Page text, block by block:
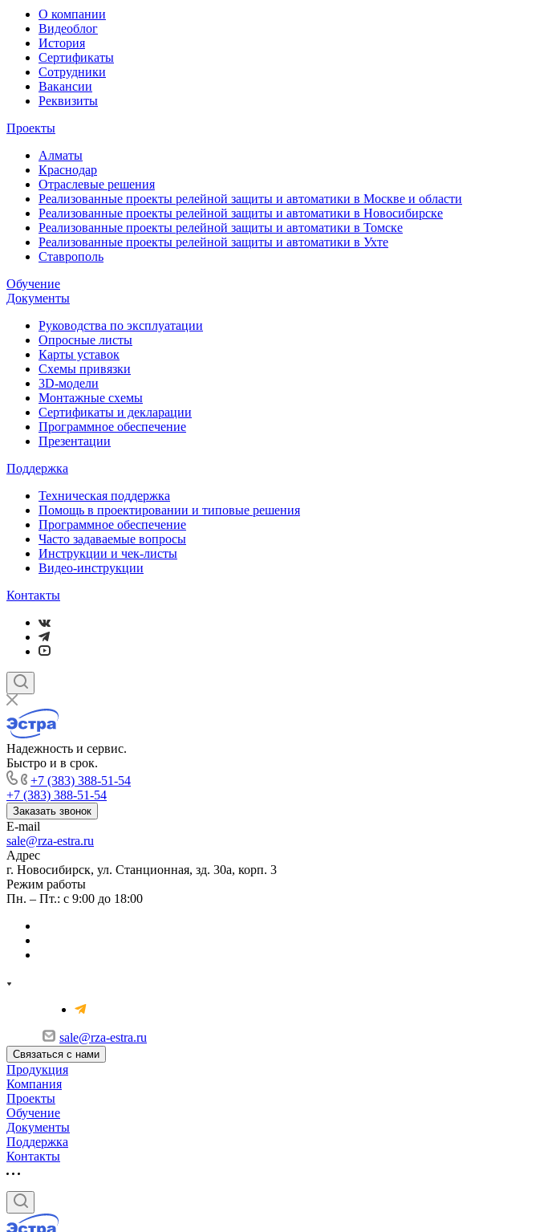
О компании
Видеоблог
История
Сертификаты
Сотрудники
Вакансии
Реквизиты
Проекты
Алматы
Краснодар
Отраслевые решения
Реализованные проекты релейной защиты и автоматики в Москве и области
Реализованные проекты релейной защиты и автоматики в Новосибирске
Реализованные проекты релейной защиты и автоматики в Томске
Реализованные проекты релейной защиты и автоматики в Ухте
Ставрополь
Обучение
Документы
Руководства по эксплуатации
Опросные листы
Карты уставок
Схемы привязки
3D-модели
Монтажные схемы
Сертификаты и декларации
Программное обеспечение
Презентации
Поддержка
Техническая поддержка
Помощь в проектировании и типовые решения
Программное обеспечение
Часто задаваемые вопросы
Инструкции и чек-листы
Видео-инструкции
Контакты
Надежность и сервис.
Быстро и в срок.
+7 (383) 388-51-54
+7 (383) 388-51-54
Заказать звонок
E-mail
sale@rza-estra.ru
Адрес
г. Новосибирск, ул. Станционная, зд. 30а, корп. 3
Режим работы
Пн. – Пт.: с 9:00 до 18:00
sale@rza-estra.ru
Связаться с нами
Продукция
Компания
Проекты
Обучение
Документы
Поддержка
Контакты